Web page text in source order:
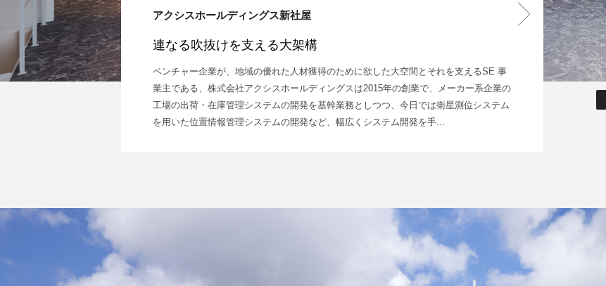
アクシスホールディングス新社屋
連なる吹抜けを支える大架構
ベンチャー企業が、地域の優れた人材獲得のために欲した大空間とそれを支えるSE 事
業主である、株式会社アクシスホールディングスは2015年の創業で、メーカー系企業の
工場の出荷・在庫管理システムの開発を基幹業務としつつ、今日では衛星測位システム
を用いた位置情報管理システムの開発など、幅広くシステム開発を手...